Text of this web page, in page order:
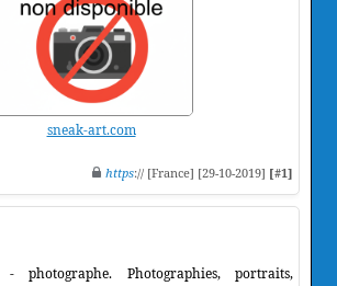
sneak-art.com
https:// [France] [29-10-2019] [#1]
photographe. Photographies, portraits,